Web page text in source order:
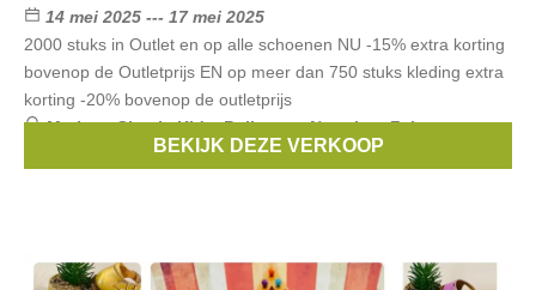
14 mei 2025 --- 17 mei 2025
2000 stuks in Outlet en op alle schoenen NU -15% extra korting
bovenop de Outletprijs EN op meer dan 750 stuks kleding extra
korting -20% bovenop de outletprijs
Merken:Simple Kids,Bellerose,Naturino,Falcotto,
BEKIJK DEZE VERKOOP